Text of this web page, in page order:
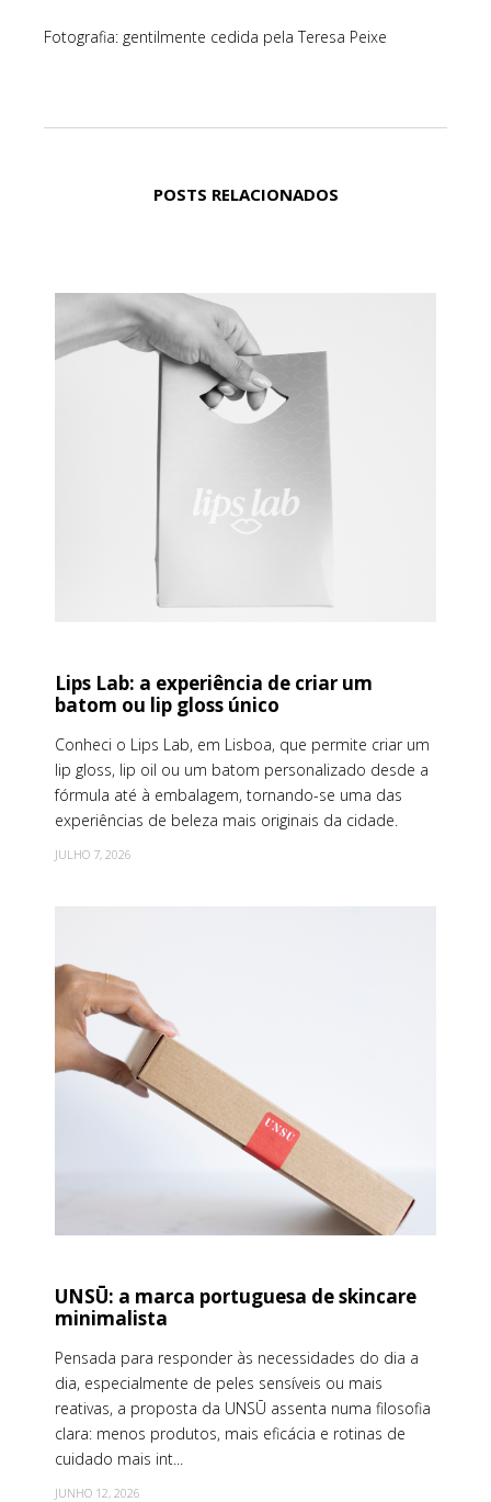
Fotografia: gentilmente cedida pela Teresa Peixe
POSTS RELACIONADOS
Lips Lab: a experiência de criar um
batom ou lip gloss único
Conheci o Lips Lab, em Lisboa, que permite criar um
lip gloss, lip oil ou um batom personalizado desde a
fórmula até à embalagem, tornando-se uma das
experiências de beleza mais originais da cidade.
JULHO 7, 2026
UNSŪ: a marca portuguesa de skincare
minimalista
Pensada para responder às necessidades do dia a
dia, especialmente de peles sensíveis ou mais
reativas, a proposta da UNSŪ assenta numa filosofia
clara: menos produtos, mais eficácia e rotinas de
cuidado mais int...
JUNHO 12, 2026